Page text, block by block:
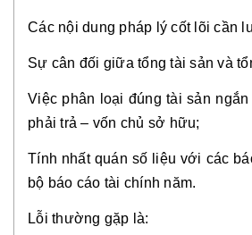
Các nội dung pháp lý cốt lõi cần
Sự cân đối giữa tổng tài sản và
Việc phân loại đúng tài sản
phải trả – vốn chủ sở hữu;
Tính nhất quán số liệu với các
bộ báo cáo tài chính năm.
Lỗi thường gặp là: